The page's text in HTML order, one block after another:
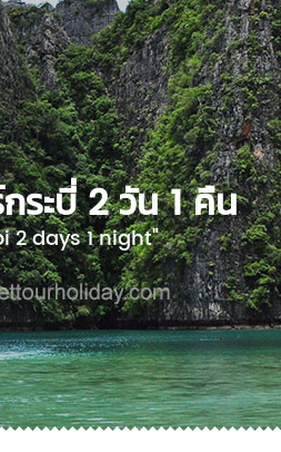
ระบี่ 2 วัน 1 คืน
2 days 1 night"